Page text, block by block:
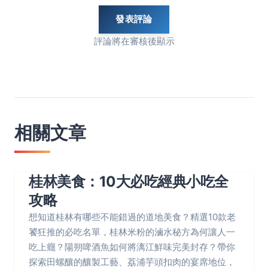
發表評論
評論將在審核後顯示
相關文章
‌桂林美食：10大必吃經典小吃全
攻略
‌想知道桂林有哪些不能錯過的道地美食？精選10款老
饕狂推的必吃名單，桂林米粉的滷水秘方為何讓人一
吃上癮？陽朔啤酒魚如何將漓江鮮味完美封存？帶你
探索田螺釀的釀製工藝、荔浦芋頭扣肉的宴席地位，